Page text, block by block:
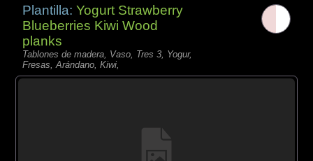
Plantilla:Yogurt Strawberry
Blueberries Kiwi Wood
planks
Tablones de madera, Vaso, Tres 3, Yogur,
Fresas, Arándano, Kiwi,